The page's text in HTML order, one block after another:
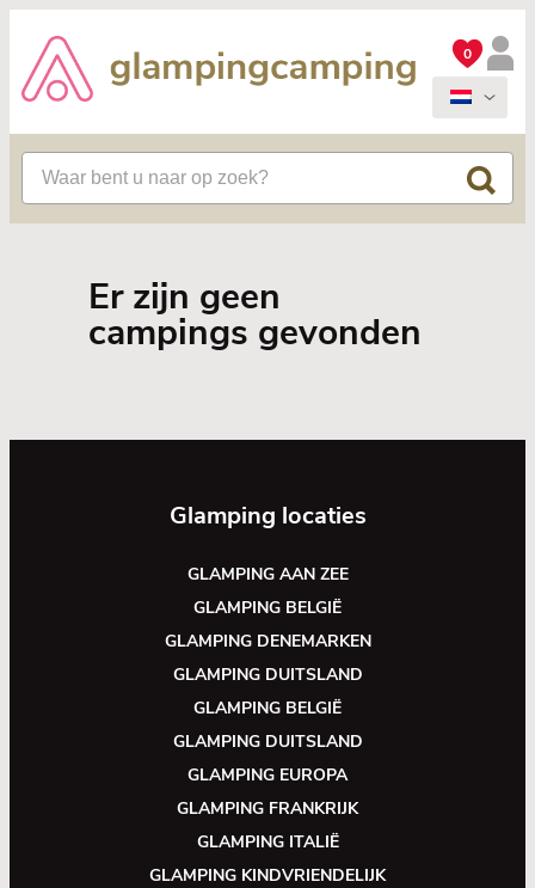
0
Er zijn geen
campings gevonden
Glamping locaties
GLAMPING AAN ZEE
GLAMPING BELGIË
GLAMPING DENEMARKEN
GLAMPING DUITSLAND
GLAMPING BELGIË
GLAMPING DUITSLAND
GLAMPING EUROPA
GLAMPING FRANKRIJK
GLAMPING ITALIË
GLAMPING KINDVRIENDELIJK